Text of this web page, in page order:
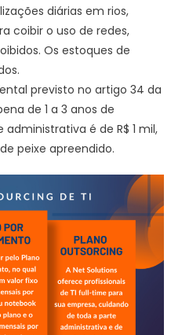
diárias em rios,
coibir o uso de redes,
Os estoques de
previsto no artigo 34 da
de 1 a 3 anos de
é de R$ 1 mil,
peixe apreendido.